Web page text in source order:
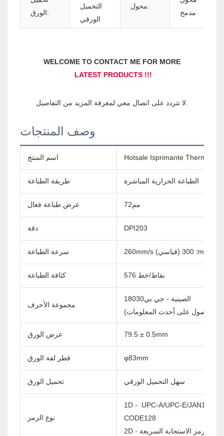
الورق:
التحميل
الورقي
محول:
مدمج
وصف المنتجات
اسم المنتج
طريقة الطباعة الطباعة الحرارية المباشرة
عرض طباعة فعال مم72
دقة DPI203
سرعة الطباعة 260mm/s (قياسي) ؛ 300mm/s
كثافة الطباعة 576 نقاط/خط
مجموعة الأحرف
الصينية - جي بي18030
بنا للحصول على أحدث المعلومات)
عرض الورق 79.5 ± 0.5mm
قطر لفة الورق φ83mm
تحميل الورق سهل التحميل الورقي
نوع الرمز
1D - UPC-A/UPC-E/
CODE128
2D - رمز الاستجابة السريعة